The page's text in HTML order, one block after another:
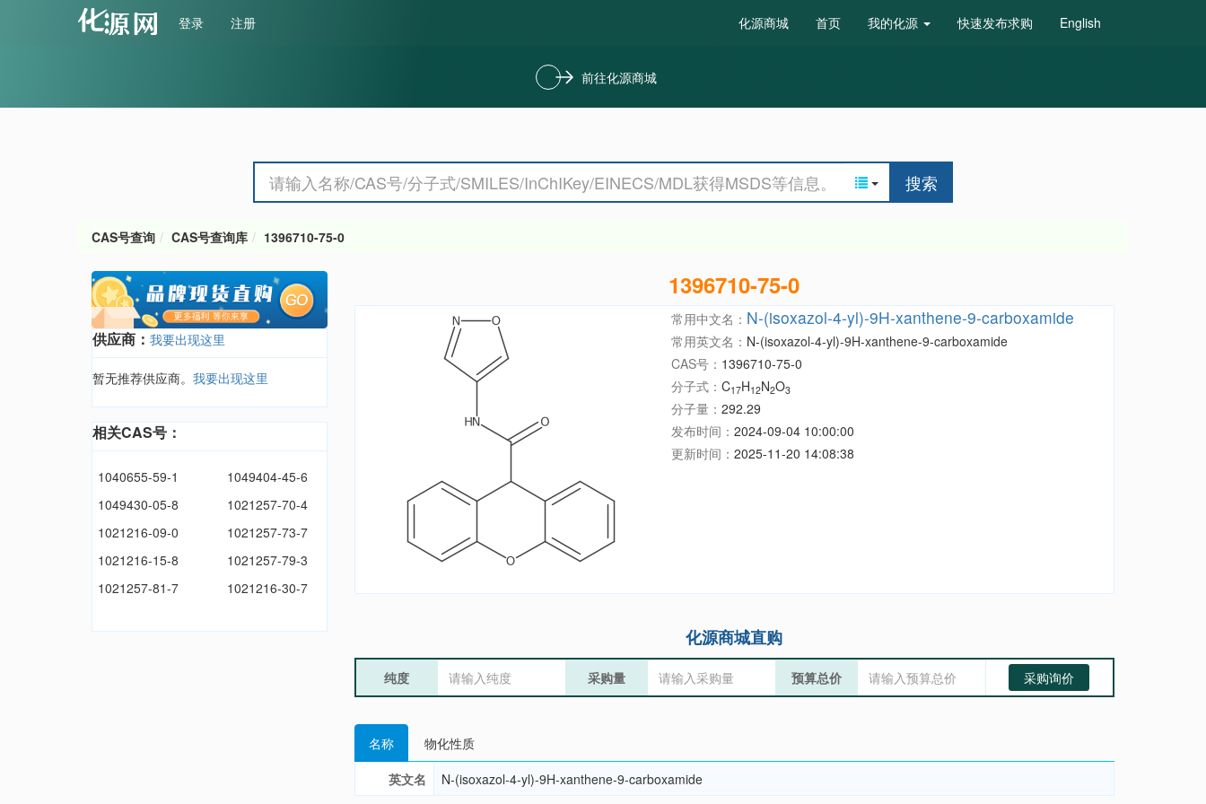
登录 注册 化源商城 首页 我的化源 快速发布求购 English
前往化源商城
搜索
CAS号查询 CAS号查询库 1396710-75-0
供应商： 我要出现这里
暂无推荐供应商。 我要出现这里
相关CAS号：
1040655-59-1
1049404-45-6
1049430-05-8
1021257-70-4
1021216-09-0
1021257-73-7
1021216-15-8
1021257-79-3
1021257-81-7
1021216-30-7
1396710-75-0
常用中文名： N-(isoxazol-4-yl)-9H-xanthene-9-carboxamide
常用英文名： N-(isoxazol-4-yl)-9H-xanthene-9-carboxamide
CAS号： 1396710-75-0
分子式： C17H12N2O3
分子量： 292.29
发布时间： 2024-09-04 10:00:00
更新时间： 2025-11-20 14:08:38
化源商城直购
纯度 采购量 预算总价 采购询价
名称
物化性质
英文名
N-(isoxazol-4-yl)-9H-xanthene-9-carboxamide